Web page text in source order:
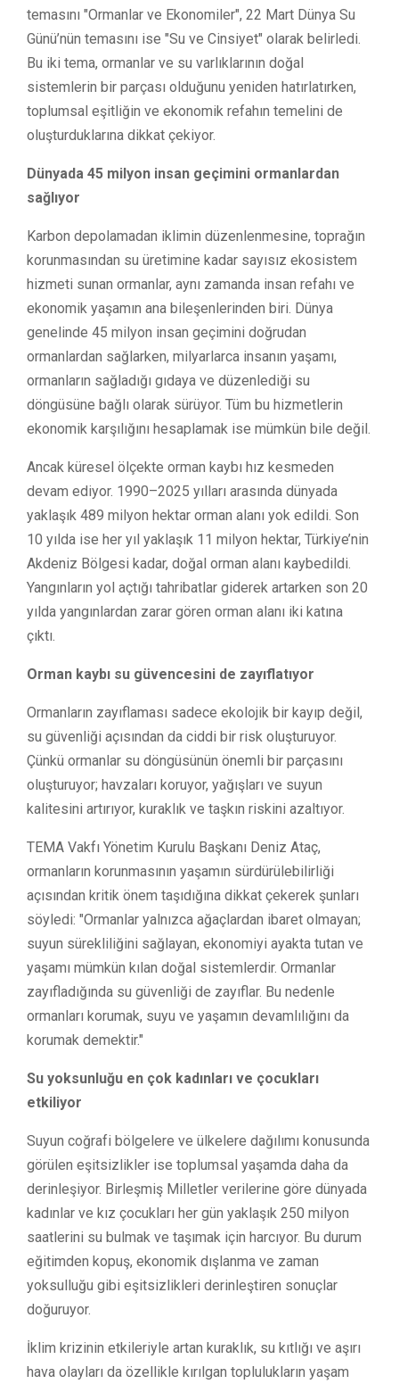
temasını "Ormanlar ve Ekonomiler", 22 Mart Dünya Su
Günü’nün temasını ise "Su ve Cinsiyet" olarak belirledi.
Bu iki tema, ormanlar ve su varlıklarının doğal
sistemlerin bir parçası olduğunu yeniden hatırlatırken,
toplumsal eşitliğin ve ekonomik refahın temelini de
oluşturduklarına dikkat çekiyor.
Dünyada 45 milyon insan geçimini ormanlardan
sağlıyor
Karbon depolamadan iklimin düzenlenmesine, toprağın
korunmasından su üretimine kadar sayısız ekosistem
hizmeti sunan ormanlar, aynı zamanda insan refahı ve
ekonomik yaşamın ana bileşenlerinden biri. Dünya
genelinde 45 milyon insan geçimini doğrudan
ormanlardan sağlarken, milyarlarca insanın yaşamı,
ormanların sağladığı gıdaya ve düzenlediği su
döngüsüne bağlı olarak sürüyor. Tüm bu hizmetlerin
ekonomik karşılığını hesaplamak ise mümkün bile değil.
Ancak küresel ölçekte orman kaybı hız kesmeden
devam ediyor. 1990–2025 yılları arasında dünyada
yaklaşık 489 milyon hektar orman alanı yok edildi. Son
10 yılda ise her yıl yaklaşık 11 milyon hektar, Türkiye’nin
Akdeniz Bölgesi kadar, doğal orman alanı kaybedildi.
Yangınların yol açtığı tahribatlar giderek artarken son 20
yılda yangınlardan zarar gören orman alanı iki katına
çıktı.
Orman kaybı su güvencesini de zayıflatıyor
Ormanların zayıflaması sadece ekolojik bir kayıp değil,
su güvenliği açısından da ciddi bir risk oluşturuyor.
Çünkü ormanlar su döngüsünün önemli bir parçasını
oluşturuyor; havzaları koruyor, yağışları ve suyun
kalitesini artırıyor, kuraklık ve taşkın riskini azaltıyor.
TEMA Vakfı Yönetim Kurulu Başkanı Deniz Ataç,
ormanların korunmasının yaşamın sürdürülebilirliği
açısından kritik önem taşıdığına dikkat çekerek şunları
söyledi: "Ormanlar yalnızca ağaçlardan ibaret olmayan;
suyun sürekliliğini sağlayan, ekonomiyi ayakta tutan ve
yaşamı mümkün kılan doğal sistemlerdir. Ormanlar
zayıfladığında su güvenliği de zayıflar. Bu nedenle
ormanları korumak, suyu ve yaşamın devamlılığını da
korumak demektir."
Su yoksunluğu en çok kadınları ve çocukları
etkiliyor
Suyun coğrafi bölgelere ve ülkelere dağılımı konusunda
görülen eşitsizlikler ise toplumsal yaşamda daha da
derinleşiyor. Birleşmiş Milletler verilerine göre dünyada
kadınlar ve kız çocukları her gün yaklaşık 250 milyon
saatlerini su bulmak ve taşımak için harcıyor. Bu durum
eğitimden kopuş, ekonomik dışlanma ve zaman
yoksulluğu gibi eşitsizlikleri derinleştiren sonuçlar
doğuruyor.
İklim krizinin etkileriyle artan kuraklık, su kıtlığı ve aşırı
hava olayları da özellikle kırılgan toplulukların yaşam